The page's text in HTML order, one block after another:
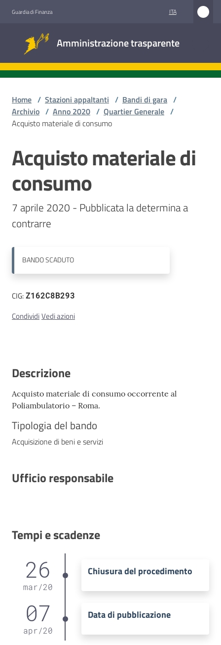
Guardia di Finanza ITA
Amministrazione trasparente
trasparente
Accesso
Stazioni
appaltanti
Contatti
Home / Stazioni appaltanti / Bandi di gara /
Archivio / Anno 2020 / Quartier Generale /
Acquisto materiale di consumo
Salta al contenuto
Acquisto materiale di
consumo
7 aprile 2020 - Pubblicata la determina a
contrarre
BANDOSCADUTO
CIG:Z162C8B293
CondividiVedi azioni
Descrizione
Acquisto materiale di consumo occorrente al
Poliambulatorio – Roma.
Tipologia del bando
Acquisizione di beni e servizi
Ufficio responsabile
Tempi e scadenze
26
mar/20
Chiusura del procedimento
07
apr/20
Data di pubblicazione